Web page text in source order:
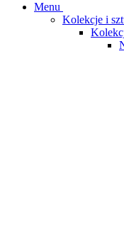
Menu
Kolekcje i